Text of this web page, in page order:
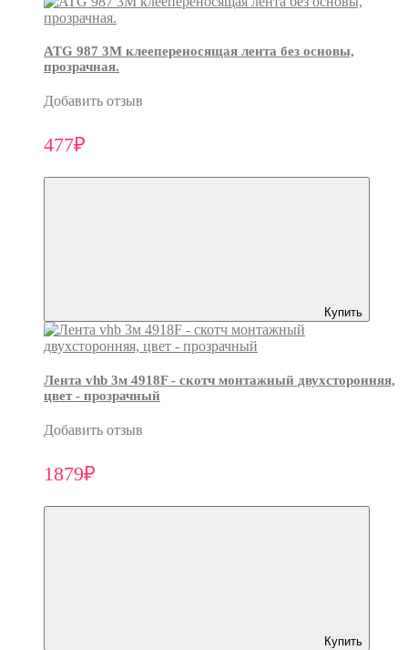
ATG 987 3М клеепереносящая лента без основы,
прозрачная.
Добавить отзыв
477₽
Купить
Лента vhb 3м 4918F - скотч монтажный двухсторонняя,
цвет - прозрачный
Добавить отзыв
1879₽
Купить